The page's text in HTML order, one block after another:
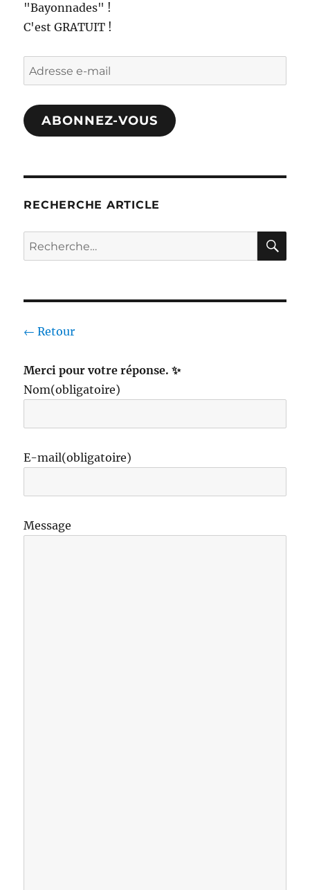
"Bayonnades" !
C'est GRATUIT !
Adresse
e-
mail
ABONNEZ-VOUS
RECHERCHE ARTICLE
Recherche
pour :
← Retour
Merci pour votre réponse. ✨
Nom(obligatoire)
E-mail(obligatoire)
Message